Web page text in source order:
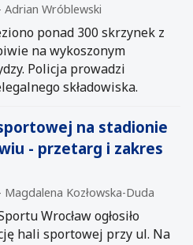
Wróblewski
ponad 300 skrzynek z
na wykoszonym
Policja prowadzi
składowiska.
na stadionie
- przetarg i zakres
Kozłowska-Duda
Wrocław ogłosiło
hali sportowej przy ul. Na